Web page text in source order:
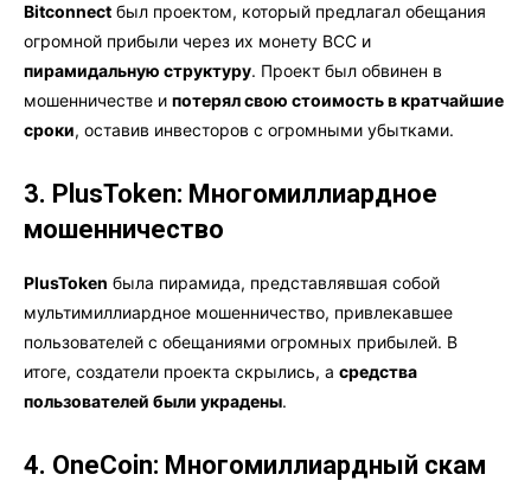
Bitconnect был проектом, который предлагал обещания
огромной прибыли через их монету BCC и
пирамидальную структуру. Проект был обвинен в
мошенничестве и потерял свою стоимость в кратчайшие
сроки, оставив инвесторов с огромными убытками.
3. PlusToken: Многомиллиардное
мошенничество
PlusToken была пирамида, представлявшая собой
мультимиллиардное мошенничество, привлекавшее
пользователей с обещаниями огромных прибылей. В
итоге, создатели проекта скрылись, а средства
пользователей были украдены.
4. OneCoin: Многомиллиардный скам